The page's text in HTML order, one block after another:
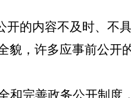
的内容不及时、不
，许多应事前公开
和完善政务公开制度